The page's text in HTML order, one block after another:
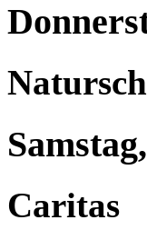
Caritas